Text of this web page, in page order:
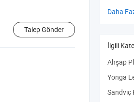
Talep Gönder
Daha
İlgili
Ahşap
Yonga
Sandviç